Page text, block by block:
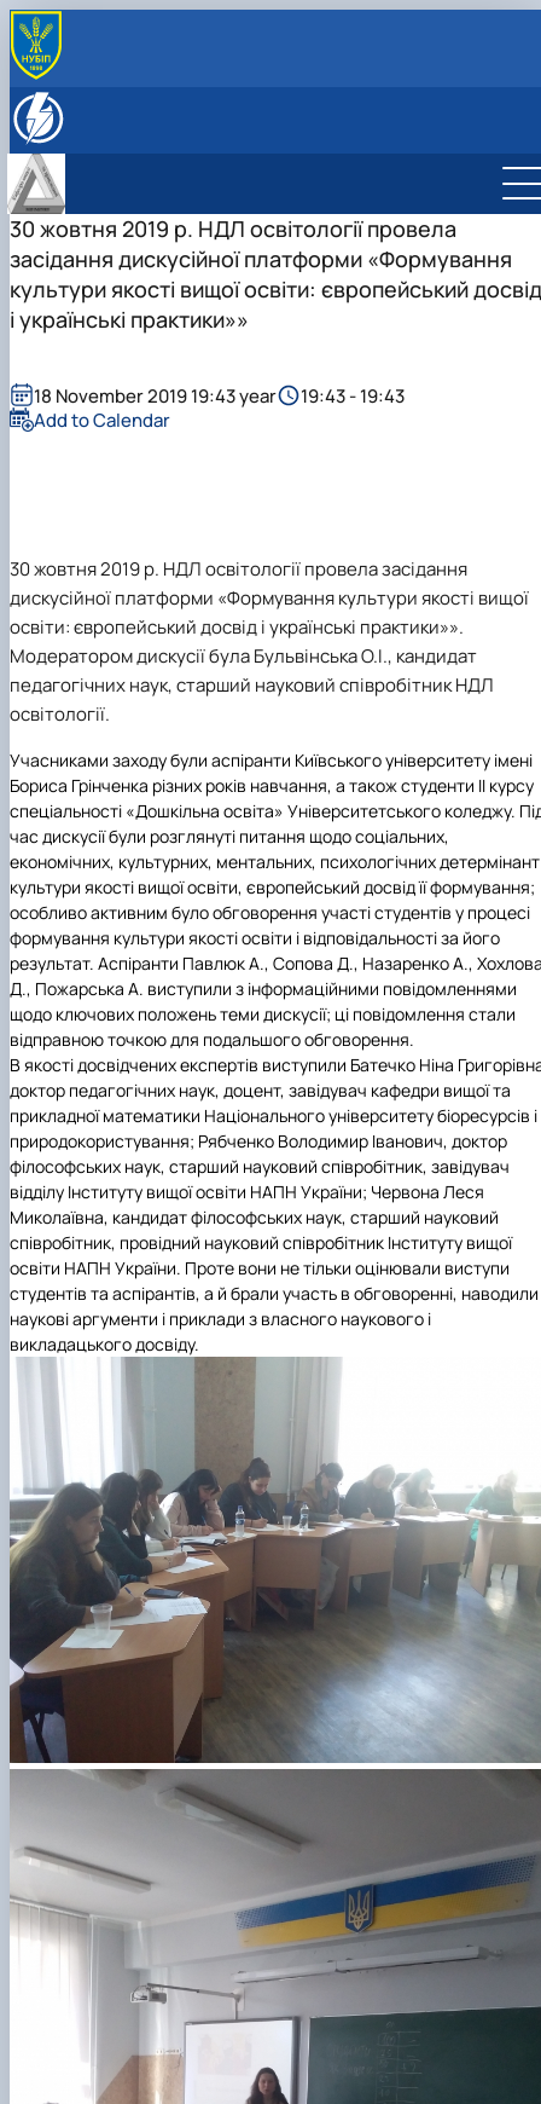
ПРО КАФЕДРУ
Навчально-методичне забезпечення дисциплін:
Сертифікатні програми
СПЕЦІАЛЬНІ РОЗДІЛИ ВИЩОЇ
МАТЕМАТИКИ
МАТЕМАТИЧНА СТАТИСТИКА:
ТА МЕТОДИ
НАУКОВИЙ ГУРТОК «МАТЕМАТИКА У СВІТІ
ТЕХНОЛОГІЙ»
НАУКОВИЙ ГУРТОК «НЕСТАНДАРТНІ
МАТЕМАТИЧНІ ЗАДАЧІ»
НАУКОВИЙ ГУРТОК «СУЧАСНІ
НАУКОВИЙ ГУРТОК "МАТЕМАТИЧНІ
В ЕНЕРГЕТИЦІ"
30 жовтня 2019 р. НДЛ освітології провела
засідання дискусійної платформи «Формування
культури якості вищої освіти: європейський досвід
і українські практики»»
30 жовтня 2019 р. НДЛ освітології провела засідання
дискусійної платформи «Формування культури якості вищої
освіти: європейський досвід і українські практики»».
Модератором дискусії була Бульвінська О.І., кандидат
педагогічних наук, старший науковий співробітник НДЛ
освітології.
Учасниками заходу були аспіранти Київського університету імені
Бориса Грінченка різних років навчання, а також студенти ІІ курсу
спеціальності «Дошкільна освіта» Університетського коледжу.
час дискусії були розглянуті питання щодо соціальних,
економічних, культурних, ментальних, психологічних детермінант
культури якості вищої освіти, європейський досвід її формування;
особливо активним було обговорення участі студентів у процесі
формування культури якості освіти і відповідальності за його
результат. Аспіранти Павлюк А., Сопова Д., Назаренко А.,
Д., Пожарська А. виступили з інформаційними повідомленнями
щодо ключових положень теми дискусії; ці повідомлення стали
відправною точкою для подальшого обговорення.
В якості досвідчених експертів виступили Батечко Ніна
доктор педагогічних наук, доцент, завідувач кафедри вищої та
прикладної математики Національного університету біоресурсів і
природокористування; Рябченко Володимир Іванович, доктор
філософських наук, старший науковий співробітник, завідувач
відділу Інституту вищої освіти НАПН України; Червона Леся
Миколаївна, кандидат філософських наук, старший науковий
співробітник, провідний науковий співробітник Інституту вищої
освіти НАПН України. Проте вони не тільки оцінювали виступи
студентів та аспірантів, а й брали участь в обговоренні, наводили
наукові аргументи і приклади з власного наукового і
викладацького досвіду.
18 November 2019 19:43 year
19:43 - 19:43
Add to Calendar